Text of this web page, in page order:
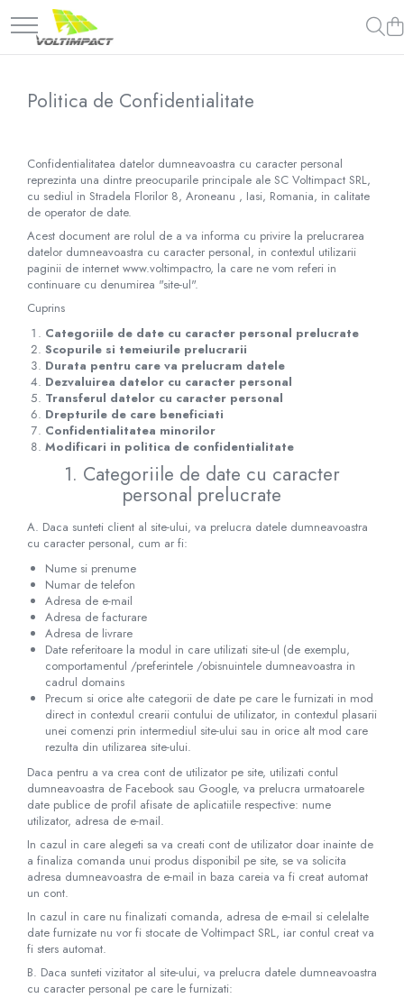
Politica de Confidentialitate
Confidentialitatea datelor dumneavoastra cu caracter personal
reprezinta una dintre preocuparile principale ale SC Voltimpact SRL,
cu sediul in Stradela Florilor 8, Aroneanu , Iasi, Romania, in calitate
de operator de date.
Acest document are rolul de a va informa cu privire la prelucrarea
datelor dumneavoastra cu caracter personal, in contextul utilizarii
paginii de internet www.voltimpactro, la care ne vom referi in
continuare cu denumirea "site-ul".
Cuprins
Categoriile de date cu caracter personal prelucrate
Scopurile si temeiurile prelucrarii
Durata pentru care va prelucram datele
Dezvaluirea datelor cu caracter personal
Transferul datelor cu caracter personal
Drepturile de care beneficiati
Confidentialitatea minorilor
Modificari in politica de confidentialitate
1. Categoriile de date cu caracter
personal prelucrate
A. Daca sunteti client al site-ului, va prelucra datele dumneavoastra
cu caracter personal, cum ar fi:
Nume si prenume
Numar de telefon
Adresa de e-mail
Adresa de facturare
Adresa de livrare
Date referitoare la modul in care utilizati site-ul (de exemplu,
comportamentul /preferintele /obisnuintele dumneavoastra in
cadrul domains
Precum si orice alte categorii de date pe care le furnizati in mod
direct in contextul crearii contului de utilizator, in contextul plasarii
unei comenzi prin intermediul site-ului sau in orice alt mod care
rezulta din utilizarea site-ului.
Daca pentru a va crea cont de utilizator pe site, utilizati contul
dumneavoastra de Facebook sau Google, va prelucra urmatoarele
date publice de profil afisate de aplicatiile respective: nume
utilizator, adresa de e-mail.
In cazul in care alegeti sa va creati cont de utilizator doar inainte de
a finaliza comanda unui produs disponibil pe site, se va solicita
adresa dumneavoastra de e-mail in baza careia va fi creat automat
un cont.
In cazul in care nu finalizati comanda, adresa de e-mail si celelalte
date furnizate nu vor fi stocate de Voltimpact SRL, iar contul creat va
fi sters automat.
B. Daca sunteti vizitator al site-ului, va prelucra datele dumneavoastra
cu caracter personal pe care le furnizati: